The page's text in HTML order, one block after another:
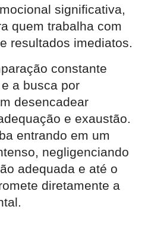
significativa,
quem trabalha com
resultados imediatos.
constante
a busca por
desencadear
e exaustão.
entrando em um
negligenciando
adequada e até o
diretamente a